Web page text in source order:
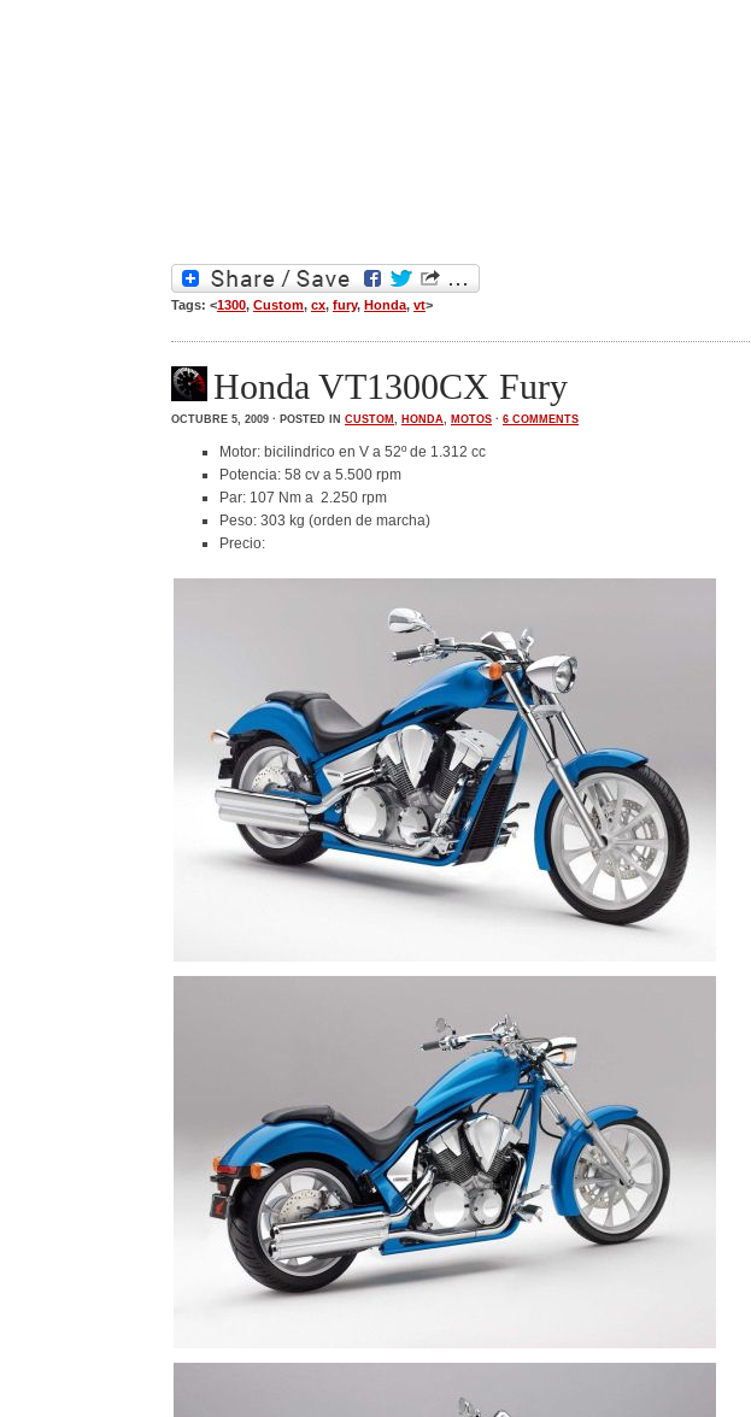
Tags: <1300, Custom, cx, fury, Honda, vt>
Honda VT1300CX Fury
OCTUBRE 5, 2009 · POSTED IN CUSTOM , HONDA, MOTOS · 6 COMMENTS
Motor: bicilindrico en V a 52º de 1.312 cc
Potencia: 58 cv a 5.500 rpm
Par: 107 Nm a 2.250 rpm
Peso: 303 kg (orden de marcha)
Precio: